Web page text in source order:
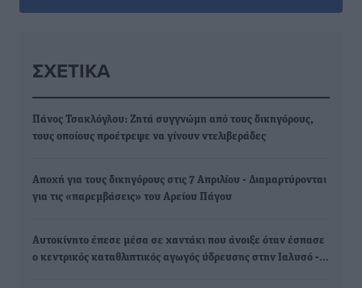
ΣΧΕΤΙΚΆ
Πάνος Τσακλόγλου: Ζητά συγγνώμη από τους δικηγόρους,
τους οποίους προέτρεψε να γίνουν ντελιβεράδες
Αποχή για τους δικηγόρους στις 7 Απριλίου - Διαμαρτύρονται
για τις «παρεμβάσεις» του Αρείου Πάγου
Αυτοκίνητο έπεσε μέσα σε χαντάκι που άνοιξε όταν έσπασε
ο κεντρικός καταθλιπτικός αγωγός ύδρευσης στην Ιαλυσό -…